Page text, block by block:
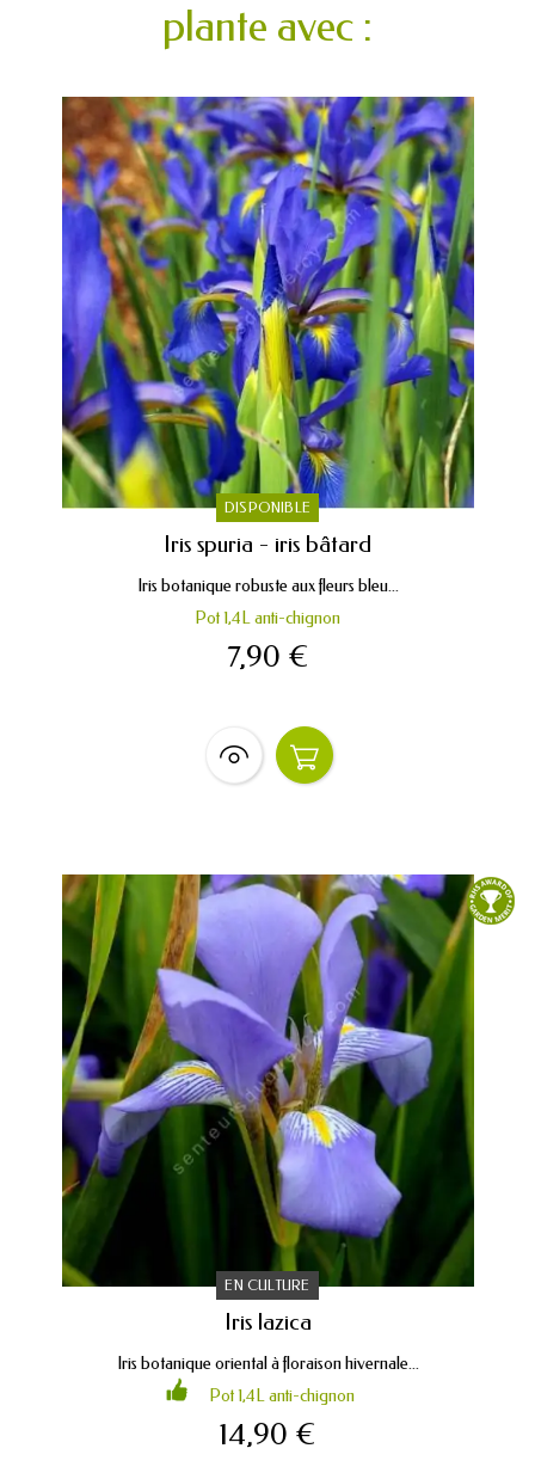
plante avec :
DISPONIBLE
Iris spuria - iris bâtard
Iris botanique robuste aux fleurs bleu...
Pot 1,4L anti-chignon
7,90 €
EN CULTURE
Iris lazica
Iris botanique oriental à floraison hivernale...
Pot 1,4L anti-chignon
14,90 €